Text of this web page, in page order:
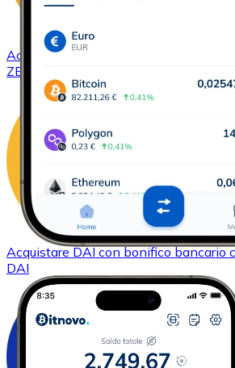
AcquistareZCash
ZEC
AcquistareDAIcon bonifico bancario
DAI